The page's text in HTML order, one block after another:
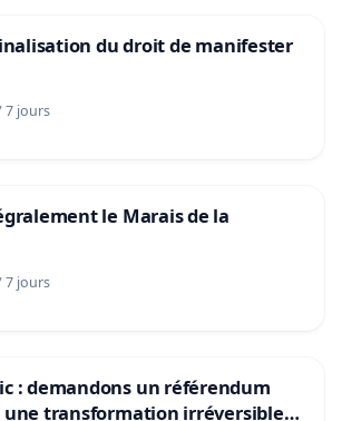
du droit de manifester
7 jours
le Marais de la
7 jours
: demandons un référendum
transformation irréversible